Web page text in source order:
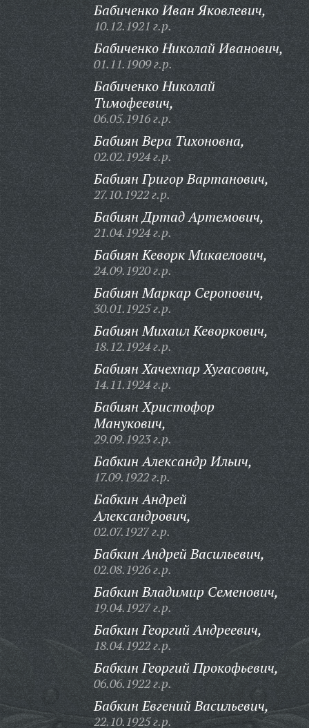
Бабиченко Иван Яковлевич,
10.12.1921 г.р.
Бабиченко Николай Иванович,
01.11.1909 г.р.
Бабиченко Николай
Тимофеевич,
06.05.1916 г.р.
Бабиян Вера Тихоновна,
02.02.1924 г.р.
Бабиян Григор Вартанович,
27.10.1922 г.р.
Бабиян Дртад Артемович,
21.04.1924 г.р.
Бабиян Кеворк Микаелович,
24.09.1920 г.р.
Бабиян Маркар Серопович,
30.01.1925 г.р.
Бабиян Михаил Кеворкович,
18.12.1924 г.р.
Бабиян Хачехпар Хугасович,
14.11.1924 г.р.
Бабиян Христофор
Манукович,
29.09.1923 г.р.
Бабкин Александр Ильич,
17.09.1922 г.р.
Бабкин Андрей
Александрович,
02.07.1927 г.р.
Бабкин Андрей Васильевич,
02.08.1926 г.р.
Бабкин Владимир Семенович,
19.04.1927 г.р.
Бабкин Георгий Андреевич,
18.04.1922 г.р.
Бабкин Георгий Прокофьевич,
06.06.1922 г.р.
Бабкин Евгений Васильевич,
22.10.1925 г.р.